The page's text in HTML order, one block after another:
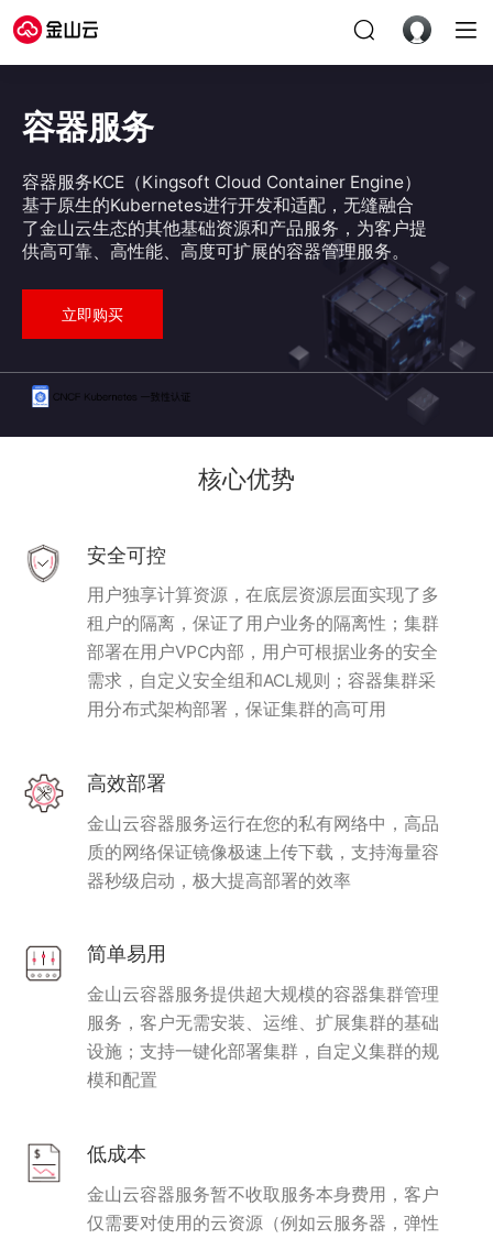
容器服务
容器服务KCE（Kingsoft Cloud Container Engine）
基于原生的Kubernetes进行开发和适配，无缝融合
了金山云生态的其他基础资源和产品服务，为客户提
供高可靠、高性能、高度可扩展的容器管理服务。
立即购买
核心优势
安全可控
用户独享计算资源，在底层资源层面实现了多
租户的隔离，保证了用户业务的隔离性；集群
部署在用户VPC内部，用户可根据业务的安全
需求，自定义安全组和ACL规则；容器集群采
用分布式架构部署，保证集群的高可用
高效部署
金山云容器服务运行在您的私有网络中，高品
质的网络保证镜像极速上传下载，支持海量容
器秒级启动，极大提高部署的效率
简单易用
金山云容器服务提供超大规模的容器集群管理
服务，客户无需安装、运维、扩展集群的基础
设施；支持一键化部署集群，自定义集群的规
模和配置
低成本
金山云容器服务暂不收取服务本身费用，客户
仅需要对使用的云资源（例如云服务器，弹性